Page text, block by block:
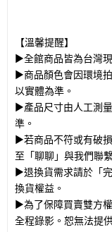
【溫馨提醒】
▶全館商品皆為台灣
▶商品顏色會因環境
以實體為準。
▶產品尺寸由人工測
準。
▶若商品不符或有破
至「聊聊」與我們聯
▶退換貨需求請於「
換貨權益。
▶為了保障買賣雙方
全程錄影。恕無法提